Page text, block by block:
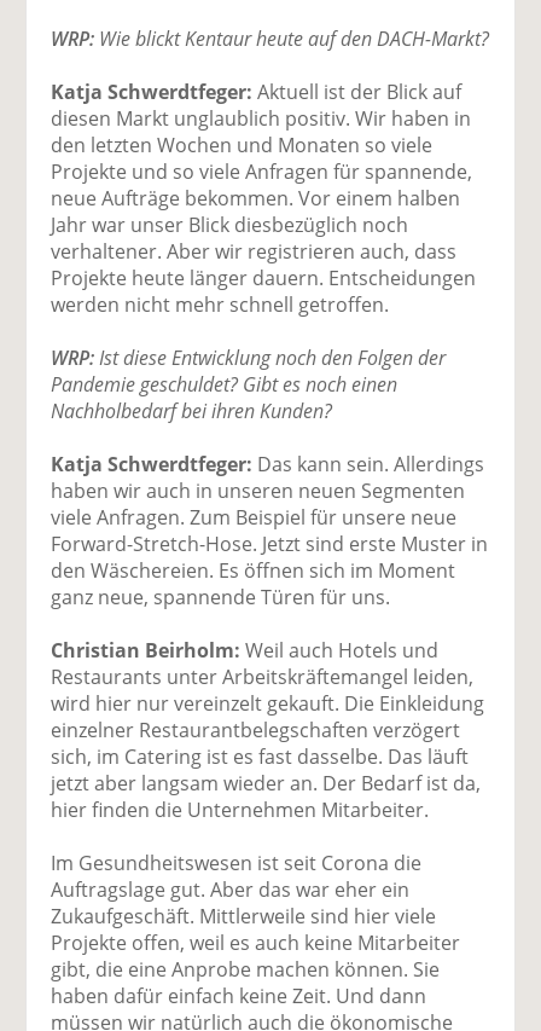
WRP: Wie blickt Kentaur heute auf den DACH-Markt?
Katja Schwerdtfeger: Aktuell ist der Blick auf
diesen Markt unglaublich positiv. Wir haben in
den letzten Wochen und Monaten so viele
Projekte und so viele Anfragen für spannende,
neue Aufträge bekommen. Vor einem halben
Jahr war unser Blick diesbezüglich noch
verhaltener. Aber wir registrieren auch, dass
Projekte heute länger dauern. Entscheidungen
werden nicht mehr schnell getroffen.
WRP:Ist diese Entwicklung noch den Folgen der
Pandemie geschuldet? Gibt es noch einen
Nachholbedarf bei ihren Kunden?
Katja Schwerdtfeger: Das kann sein. Allerdings
haben wir auch in unseren neuen Segmenten
viele Anfragen. Zum Beispiel für unsere neue
Forward-Stretch-Hose. Jetzt sind erste Muster in
den Wäschereien. Es öffnen sich im Moment
ganz neue, spannende Türen für uns.
Christian Beirholm: Weil auch Hotels und
Restaurants unter Arbeitskräftemangel leiden,
wird hier nur vereinzelt gekauft. Die Einkleidung
einzelner Restaurantbelegschaften verzögert
sich, im Catering ist es fast dasselbe. Das läuft
jetzt aber langsam wieder an. Der Bedarf ist da,
hier finden die Unternehmen Mitarbeiter.
Im Gesundheitswesen ist seit Corona die
Auftragslage gut. Aber das war eher ein
Zukaufgeschäft. Mittlerweile sind hier viele
Projekte offen, weil es auch keine Mitarbeiter
gibt, die eine Anprobe machen können. Sie
haben dafür einfach keine Zeit. Und dann
müssen wir natürlich auch die ökonomische